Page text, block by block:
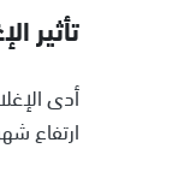
تأثير
ارتفاع شهري